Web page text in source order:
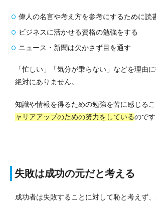
偉人の名言や考え方を参考にするために読
ビジネスに活かせる資格の勉強をする
ニュース・新聞は欠かさず目を通す
「忙しい」「気分が乗らない」などを理由
絶対にありません。
知識や情報を得るための勉強を苦に感じるこ
ャリアアップのための努力をしているのです
失敗は成功の元だと考える
成功者は失敗することに対して恥と考えず